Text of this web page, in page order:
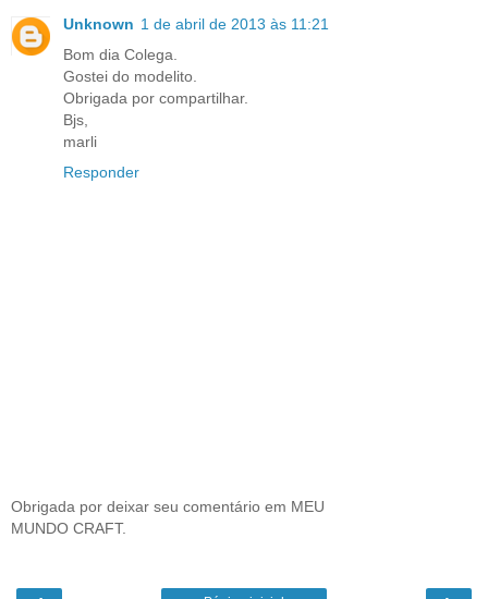
Unknown 1 de abril de 2013 às 11:21
Bom dia Colega.
Gostei do modelito.
Obrigada por compartilhar.
Bjs,
marli
Responder
Obrigada por deixar seu comentário em MEU
MUNDO CRAFT.